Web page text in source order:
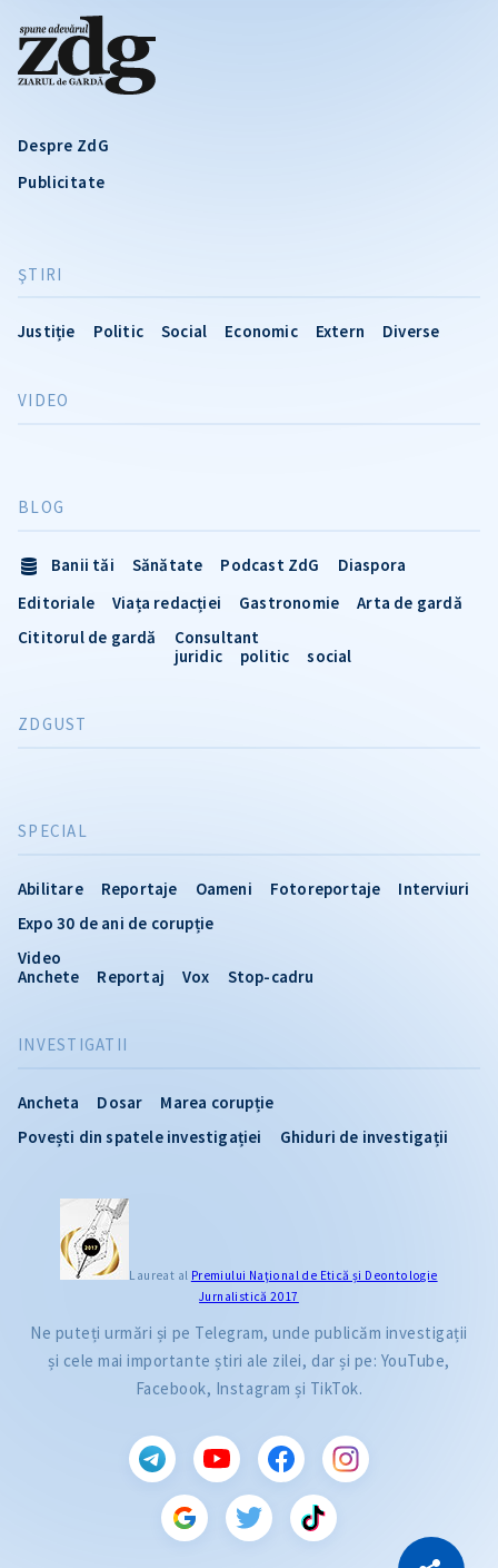
Despre ZdG
Publicitate
ŞTIRI
Justiție Politic Social Economic Extern Diverse
INVESTIGATII
Ancheta Dosar
Marea corupție
Povești din spatele investigației
Ghiduri de investigații
VIDEO
SPECIAL
Abilitare Reportaje Oameni Fotoreportaje
Interviuri
Expo 30 de ani de corupție
Video
Anchete
Reportaj Vox Stop-cadru
BLOG
Banii tăi Sănătate Podcast ZdG
Diaspora
Editoriale
Viața redacției Gastronomie
Arta de gardă
Cititorul de gardă
Consultant
juridic
politic social
ZDGUST
Laureat al Premiului Naţional de Etică și Deontologie
Jurnalistică 2017
Ne puteți urmări și pe Telegram, unde publicăm investigații
și cele mai importante știri ale zilei, dar și pe: YouTube,
Facebook, Instagram și TikTok.